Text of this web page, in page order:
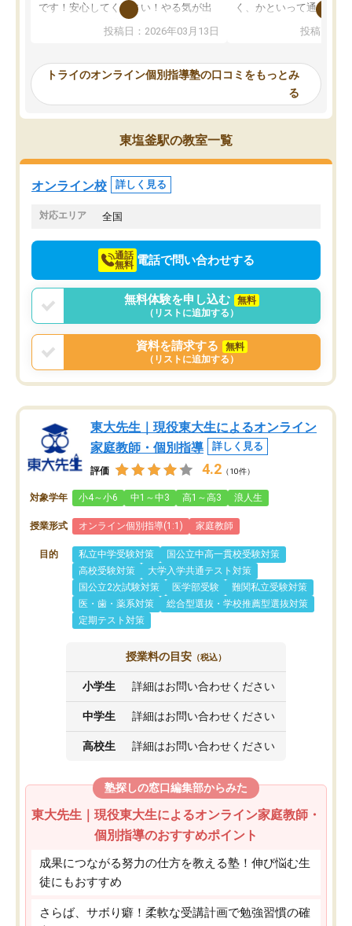
です！安心してください！やる気が出
ないのは私たち講師の責任です」と言
ってくださり、確かに！と考えて、思
ったんですが、学生の先生から学ぶこ
み、徐々に成績が上がったらいいなと
思っていました。何が今足りないのか
を的確に指導いただき、子どももびっ
くりするほど楽しんでやる気を持って
塾を受けています。狙い通り、少しず
つ成績も上がり、苦手意識も無くなっ
てきたので、さらに苦手な数学も追加
でお願いしました。来年の高校受験に
投稿日：2026年03月13日
く、かといって通うには
可能なので本当に助か
らないところをピンポイ
頂いて、とてもわかり
していました。一生を
スト、多少お金がかかっ
投稿日：
トライのオンライン個別指導塾の口コミをもっとみ
る
東塩釜駅の教室一覧
オンライン校 詳しく見る
対応エリア 全国
通話
無料 電話で問い合わせする
無料体験を申し込む
無料
（リストに追加する）
資料を請求する
無料
（リストに追加する）
東大先生｜現役東大生によるオンライン
家庭教師・個別指導
詳しく見る
評価 4.2 （10件）
対象学年 小4～小6 中1～中3 高1～高3 浪人生
授業形式 オンライン個別指導(1:1) 家庭教師
目的 私立中学受験対策
国公立中高一貫校受験対策
高校受験対策
大学入学共通テスト対策
国公立2次試験対策
医学部受験
難関私立受験対策
医・歯・薬系対策
総合型選抜・学校推薦型選抜対策
定期テスト対策
授業料の目安 （税込）
小学生 詳細はお問い合わせください
中学生 詳細はお問い合わせください
高校生 詳細はお問い合わせください
塾探しの窓口編集部からみた
東大先生｜現役東大生によるオンライン家庭教師・
個別指導のおすすめポイント
成果につながる努力の仕方を教える塾！伸び悩む生
徒にもおすすめ
さらば、サボり癖！柔軟な受講計画で勉強習慣の確